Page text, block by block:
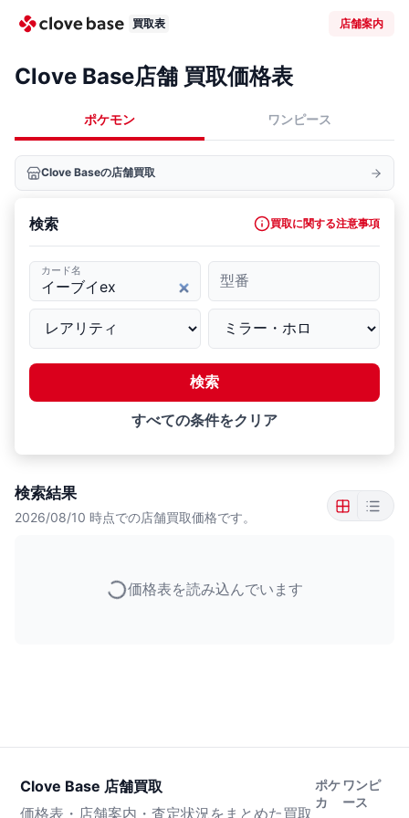
買取表 店舗案内
Clove Base店舗 買取価格表
ポケモン ワンピース
Clove Baseの店舗買取
検索 買取に関する注意事項
カード名
型番
検索
すべての条件をクリア
検索結果
2026/08/10 時点での店舗買取価格です。
価格表を読み込んでいます
Clove Base 店舗買取
価格表・店舗案内・査定状況をまとめた買取
ポケ
カ
ワンピ
ース